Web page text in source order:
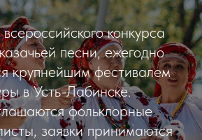
конкурса
песни, ежегодно
крупнейшим фестивалем
в Усть-Лабинске.
фольклорные
заявки принимаются